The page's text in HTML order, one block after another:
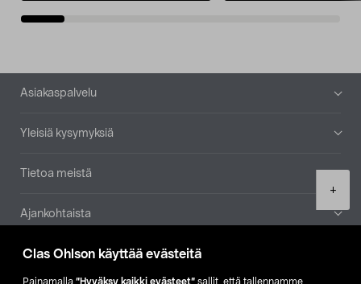
Clas Ohlson käyttää evästeitä
Painamalla ”Hyväksy kaikki evästeet” sallit, että tallennamme
+
Alatunniste
Asiakaspalvelu
Yleisiä kysymyksiä
Tietoa meistä
Ajankohtaista
Muut yrityksemme